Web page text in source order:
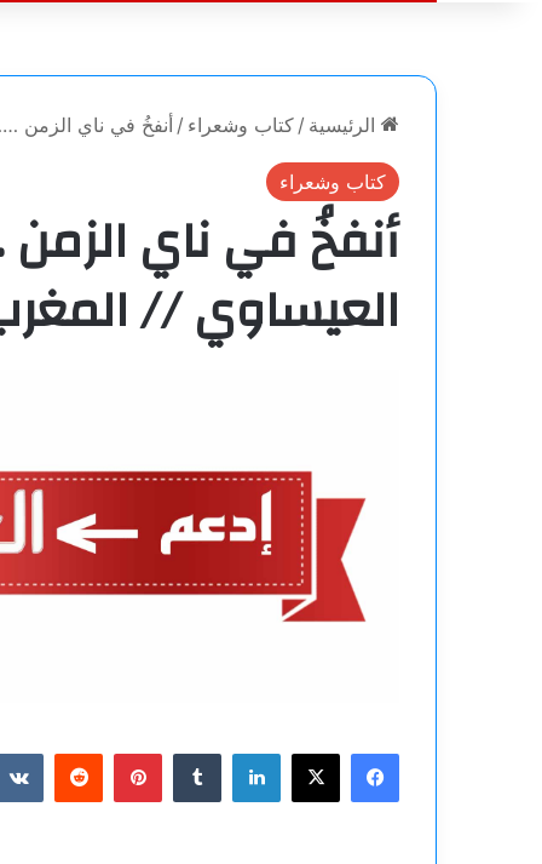
الرئيسية / كتاب وشعراء / أنفخُ في ناي الزمن
كتاب وشعراء
أنفخُ في ناي
العيساوي //
فيسبوك
‫X لينكدإن بينتيريست